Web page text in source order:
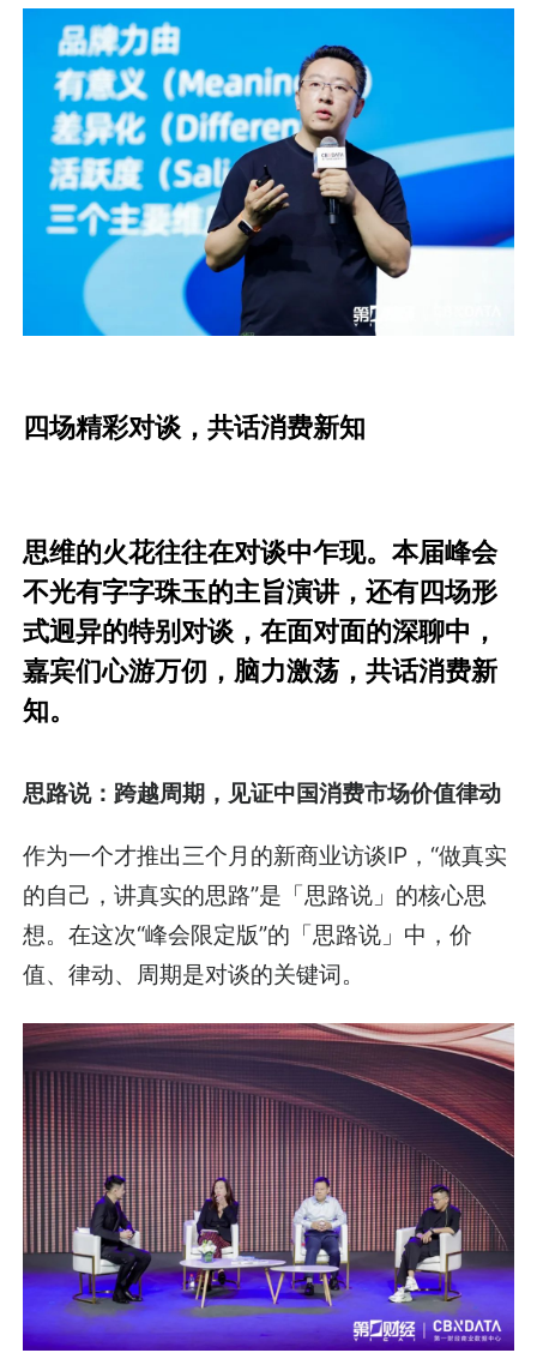
四场精彩对谈，共话消费新知
思维的火花往往在对谈中乍现。本届峰会
不光有字字珠玉的主旨演讲，还有四场形
式迥异的特别对谈，在面对面的深聊中，
嘉宾们心游万仞，脑力激荡，共话消费新
知。
思路说：跨越周期，见证中国消费市场价值律动
作为一个才推出三个月的新商业访谈IP，“做真实
的自己，讲真实的思路”是「思路说」的核心思
想。在这次“峰会限定版”的「思路说」中，价
值、律动、周期是对谈的关键词。